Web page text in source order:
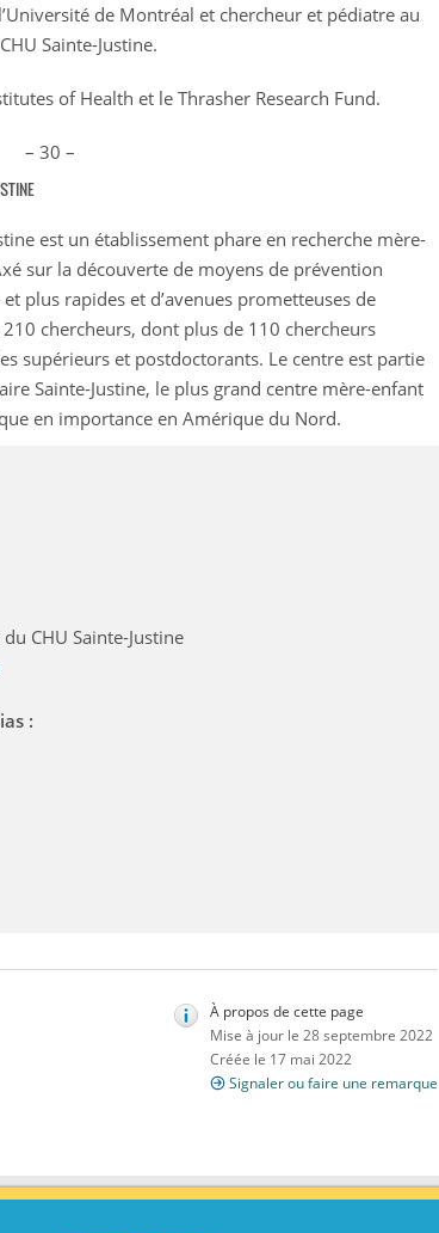
de Montréal et chercheur et pédiatre au
Sainte-Justine.
of Health et le Thrasher Research Fund.
– 30 –
est un établissement phare en recherche mère-
sur la découverte de moyens de prévention
plus rapides et d’avenues prometteuses de
chercheurs, dont plus de 110 chercheurs
supérieurs et postdoctorants. Le centre est partie
Sainte-Justine, le plus grand centre mère-enfant
en importance en Amérique du Nord.
CHU Sainte-Justine
:
À propos de cette page
Mise à jour le 28 septembre 2022
Créée le 17 mai 2022
Signaler ou faire une remarque